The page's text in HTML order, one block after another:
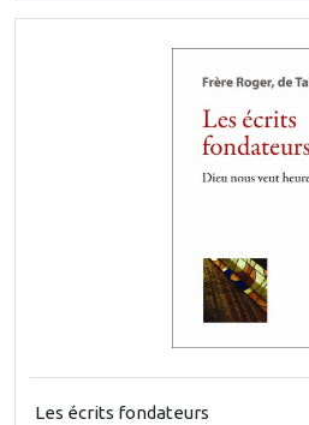
Les écrits fondateurs